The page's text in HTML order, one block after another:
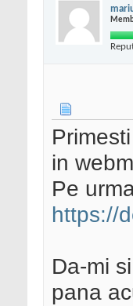
in
Pe
https://
Da-mi
pana